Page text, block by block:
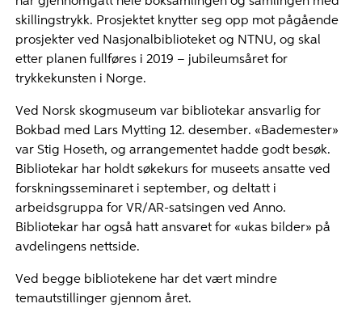
skillingstrykk. Prosjektet knytter seg opp mot pågående
prosjekter ved Nasjonalbiblioteket og NTNU, og skal
etter planen fullføres i 2019 – jubileumsåret for
trykkekunsten i Norge.
Ved Norsk skogmuseum var bibliotekar ansvarlig for
Bokbad med Lars Mytting 12. desember. «Bademester»
var Stig Hoseth, og arrangementet hadde godt besøk.
Bibliotekar har holdt søkekurs for museets ansatte ved
forskningsseminaret i september, og deltatt i
arbeidsgruppa for VR/AR-satsingen ved Anno.
Bibliotekar har også hatt ansvaret for «ukas bilder» på
avdelingens nettside.
Ved begge bibliotekene har det vært mindre
temautstillinger gjennom året.